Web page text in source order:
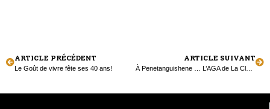
ARTICLE PRÉCÉDENT
Le Goût de vivre fête ses 40 ans!
ARTICLE SUIVANT
À Penetanguishene … L’AGA de La Clé d’la Baie!